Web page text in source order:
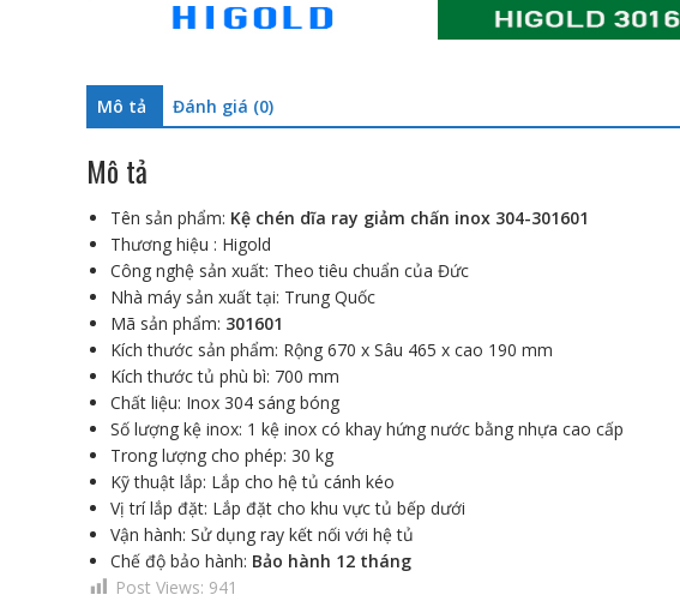
Mô tả Đánh giá (0)
Mô tả
Tên sản phẩm: Kệ chén dĩa ray giảm chấn inox 304-301601
Thương hiệu : Higold
Công nghệ sản xuất: Theo tiêu chuẩn của Đức
Nhà máy sản xuất tại: Trung Quốc
Mã sản phẩm: 301601
Kích thước sản phẩm: Rộng 670 x Sâu 465 x cao 190 mm
Kích thước tủ phù bì: 700 mm
Chất liệu: Inox 304 sáng bóng
Số lượng kệ inox: 1 kệ inox có khay hứng nước bằng nhựa cao cấp
Trong lượng cho phép: 30 kg
Kỹ thuật lắp: Lắp cho hệ tủ cánh kéo
Vị trí lắp đặt: Lắp đặt cho khu vực tủ bếp dưới
Vận hành: Sử dụng ray kết nối với hệ tủ
Chế độ bảo hành: Bảo hành 12 tháng
Post Views: 941